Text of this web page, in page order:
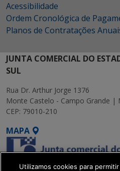
Acessibilidade
Ordem Cronológica de
Planos de Contratações
JUNTA COMERCIAL DO
SUL
Rua Dr. Arthur Jorge 1376
Monte Castelo - Campo Grande |
CEP: 79010-210
MAPA
Utilizamos cookies para